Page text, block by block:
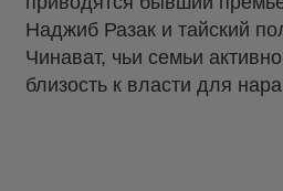
Наджиб Разак и тайский
Чинават, чьи семьи
близость к власти для